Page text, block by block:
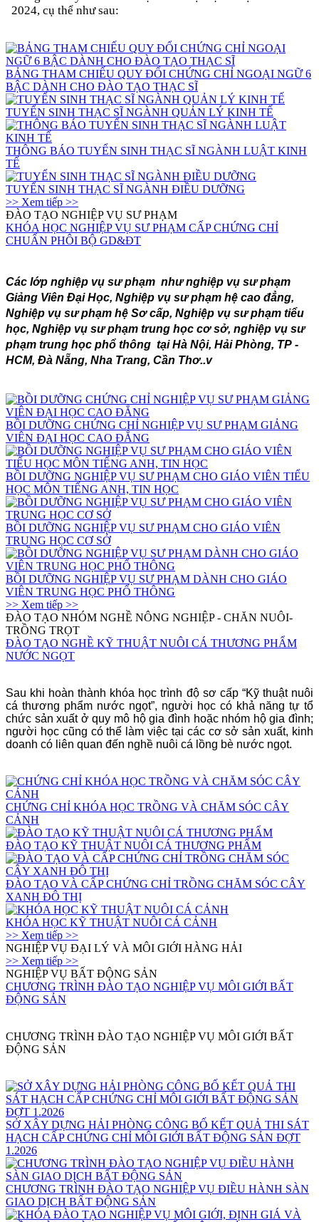
2024, cụ thể như sau:
BẢNG THAM CHIẾU QUY ĐỔI CHỨNG CHỈ NGOẠI NGỮ 6
BẬC DÀNH CHO ĐÀO TẠO THẠC SĨ
TUYỂN SINH THẠC SĨ NGÀNH QUẢN LÝ KINH TẾ
THÔNG BÁO TUYỂN SINH THẠC SĨ NGÀNH LUẬT KINH
TẾ
TUYỂN SINH THẠC SĨ NGÀNH ĐIỀU DƯỠNG
>> Xem tiếp >>
ĐÀO TẠO NGHIỆP VỤ SƯ PHẠM
KHÓA HỌC NGHIỆP VỤ SƯ PHẠM CẤP CHỨNG CHỈ
CHUẨN PHÔI BỘ GD&ĐT
Các lớp nghiệp vụ sư phạm nhưnghiệp vụ sư phạm
Giảng Viên Đại Học, Nghiệp vụ sư phạm hệ cao đẳng,
Nghiệp vụ sư phạm hệ Sơ cấp, Nghiệp vụ sư phạm tiểu
học, Nghiệp vụ sư phạm trung học cơ sở, nghiệp vụ sư
phạm trung học phổ thông tại Hà Nội, Hải Phòng, TP -
HCM, Đà Nẵng, Nha Trang, Cần Thơ..v
BỒI DƯỠNG CHỨNG CHỈ NGHIỆP VỤ SƯ PHẠM GIẢNG
VIÊN ĐẠI HỌC CAO ĐẲNG
BỒI DƯỠNG NGHIỆP VỤ SƯ PHẠM CHO GIÁO VIÊN TIỂU
HỌC MÔN TIẾNG ANH, TIN HỌC
BỒI DƯỠNG NGHIỆP VỤ SƯ PHẠM CHO GIÁO VIÊN
TRUNG HỌC CƠ SỞ
BỒI DƯỠNG NGHIỆP VỤ SƯ PHẠM DÀNH CHO GIÁO
VIÊN TRUNG HỌC PHỔ THÔNG
>> Xem tiếp >>
ĐÀO TẠO NHÓM NGHỀ NÔNG NGHIỆP - CHĂN NUÔI-
TRỒNG TRỌT
ĐÀO TẠO NGHỀ KỸ THUẬT NUÔI CÁ THƯƠNG PHẨM
NƯỚC NGỌT
Sau khi hoàn thành khóa học trình độ sơ cấp “Kỹ thuật nuôi
cá thương phẩm nước ngọt”, người học có khả năng tự tổ
chức sản xuất ở quy mô hộ gia đình hoặc nhóm hộ gia đình;
người học cũng có thể làm việc tại các cơ sở sản xuất, kinh
doanh có liên quan đến nghề nuôi cá lồng bè nước ngọt.
CHỨNG CHỈ KHÓA HỌC TRỒNG VÀ CHĂM SÓC CÂY
CẢNH
ĐÀO TẠO KỸ THUẬT NUÔI CÁ THƯƠNG PHẨM
ĐÀO TẠO VÀ CẤP CHỨNG CHỈ TRỒNG CHĂM SÓC CÂY
XANH ĐÔ THỊ
KHÓA HỌC KỸ THUẬT NUÔI CÁ CẢNH
>> Xem tiếp >>
NGHIỆP VỤ ĐẠI LÝ VÀ MÔI GIỚI HÀNG HẢI
>> Xem tiếp >>
NGHIỆP VỤ BẤT ĐỘNG SẢN
CHƯƠNG TRÌNH ĐÀO TẠO NGHIỆP VỤ MÔI GIỚI BẤT
ĐỘNG SẢN
CHƯƠNG TRÌNH ĐÀO TẠO NGHIỆP VỤ MÔI GIỚI BẤT
ĐỘNG SẢN
SỞ XÂY DỰNG HẢI PHÒNG CÔNG BỐ KẾT QUẢ THI SÁT
HẠCH CẤP CHỨNG CHỈ MÔI GIỚI BẤT ĐỘNG SẢN ĐỢT
1.2026
CHƯƠNG TRÌNH ĐÀO TẠO NGHIỆP VỤ ĐIỀU HÀNH SÀN
GIAO DỊCH BẤT ĐỘNG SẢN